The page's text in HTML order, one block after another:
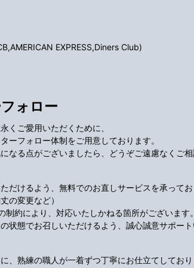
EXPRESS,Diners Club)
ォロー
くご愛用いただくために、
ーフォロー体制をご用意しております。
なる点がございましたら、どうぞご遠慮なくご相
だけるよう、無料でのお直しサービスを承ってお
の変更など）
約により、対応いたしかねる箇所がございます
状態でお召しいただけるよう、誠心誠意サポート
、熟練の職人が一着ずつ丁寧にお仕立てしており